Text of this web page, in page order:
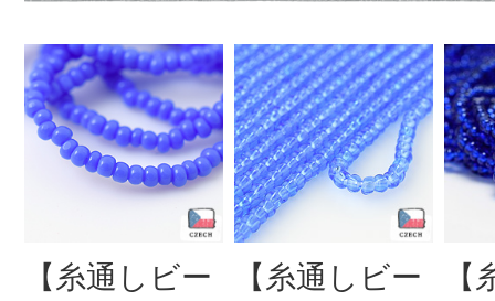
【糸通しビー
【糸通しビー